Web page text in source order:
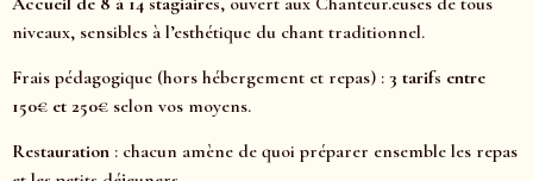
niveaux, sensibles à l’esthétique du chant traditionnel.
Frais pédagogique (hors hébergement et repas) : 3 tarifs entre
150€ et 250€ selon vos moyens.
Restauration : chacun amène de quoi préparer ensemble les repas